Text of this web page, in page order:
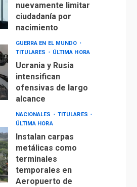
nuevamente limitar
ciudadanía por
nacimiento
GUERRA EN EL MUNDO
TITULARES
ÚLTIMA HORA
Ucrania y Rusia
intensifican
ofensivas de largo
alcance
NACIONALES
TITULARES
ÚLTIMA HORA
Instalan carpas
metálicas como
terminales
temporales en
Aeropuerto de